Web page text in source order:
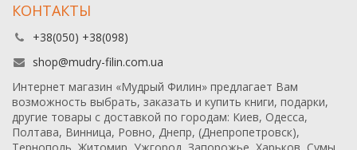
КОНТАКТЫ
+38(050) +38(098)
shop@mudry-filin.com.ua
Интернет магазин «Мудрый Филин» предлагает Вам
возможность выбрать, заказать и купить книги, подарки,
другие товары с доставкой по городам: Киев, Одесса,
Полтава, Винница, Ровно, Днепр, (Днепропетровск),